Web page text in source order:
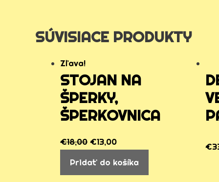
SÚVISIACE PRODUKTY
Zľava!
STOJAN NA
ŠPERKY,
ŠPERKOVNICA
€18,00 €13,00
Pridať do košíka
€